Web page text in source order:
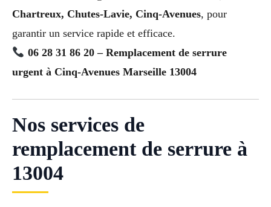
Chartreux, Chutes-Lavie, Cinq-Avenues, pour
garantir un service rapide et efficace.
06 28 31 86 20 – Remplacement de serrure
urgent à Cinq-Avenues Marseille 13004
Nos services de
remplacement de serrure à
13004